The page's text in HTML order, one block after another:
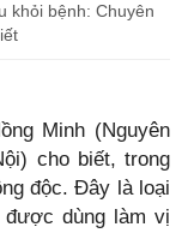
khỏi bệnh: Chuyên
Minh (Nguyên
cho biết, trong
độc. Đây là loại
dùng làm vị